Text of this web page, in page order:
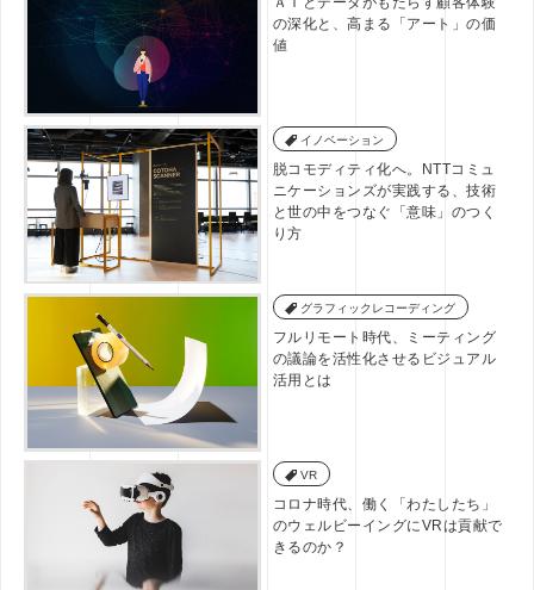
の深化と、高まる「アート」の価
値
イノベーション
脱コモディティ化へ。NTTコミュ
ニケーションズが実践する、技術
と世の中をつなぐ「意味」のつく
り方
グラフィックレコーディング
フルリモート時代、ミーティング
の議論を活性化させるビジュアル
活用とは
VR
コロナ時代、働く「わたしたち」
のウェルビーイングにVRは貢献で
きるのか？